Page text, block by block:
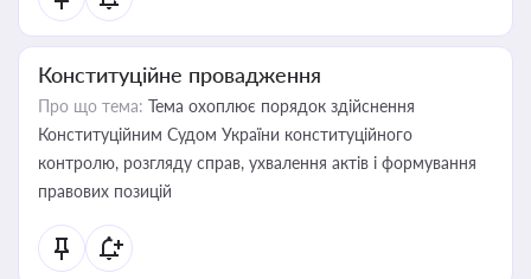
Конституційне провадження
Про що тема: Тема охоплює порядок здійснення
Конституційним Судом України конституційного
контролю, розгляду справ, ухвалення актів і формування
правових позицій